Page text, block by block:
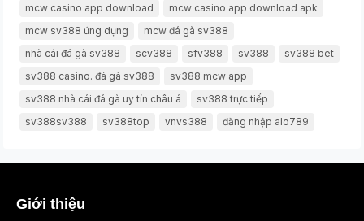
mcw casino app download
mcw casino app download apk
mcw sv388 ứng dụng
mcw đá gà sv388
nhà cái đá gà sv388
scv388 sfv388 sv388
sv388 bet
sv388 casino. đá gà sv388
sv388 mcw app
sv388 nhà cái đá gà uy tín châu á
sv388 trực tiếp
sv388sv388
sv388top vnvs388 đăng nhập alo789
Giới thiệu